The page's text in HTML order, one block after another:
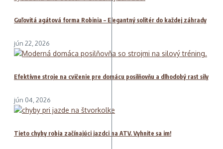
Guľovitá agátová forma Robinia – Elegantný solitér do každej záhrady
jún 22, 2026
Efektívne stroje na cvičenie pre domácu posilňovňu a dlhodobý rast sily
jún 04, 2026
Tieto chyby robia začínajúci jazdci na ATV. Vyhnite sa im!